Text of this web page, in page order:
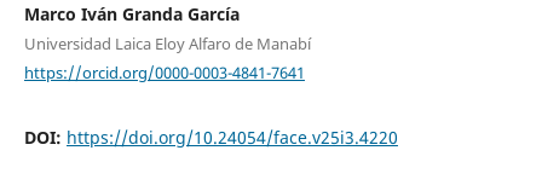
Marco Iván Granda García
Universidad Laica Eloy Alfaro de Manabí
https://orcid.org/0000-0003-4841-7641
DOI: https://doi.org/10.24054/face.v25i3.4220